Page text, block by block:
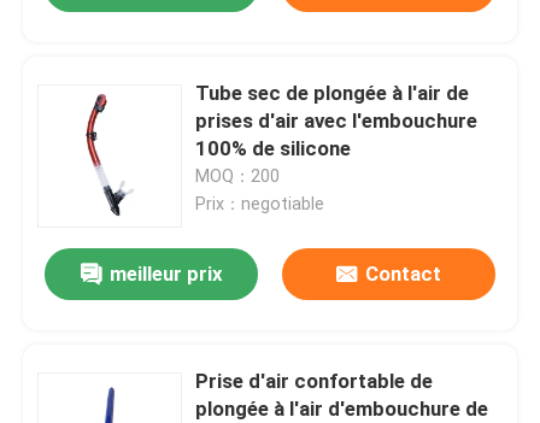
Des produits
Tube sec de plongée à l'air de
prises d'air avec l'embouchure
100% de silicone
MOQ：200
Prix：negotiable
meilleur prix Contact
Prise d'air confortable de
plongée à l'air d'embouchure de